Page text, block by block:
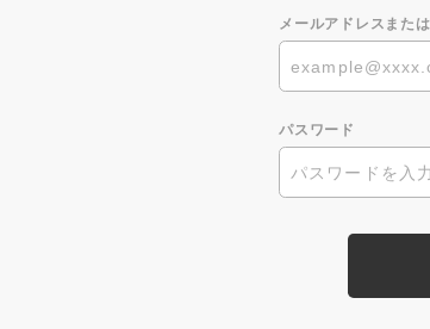
メールアドレスまた
パスワード